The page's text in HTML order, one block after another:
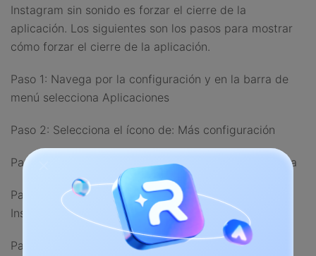
Instagram sin sonido es forzar el cierre de la
aplicación. Los siguientes son los pasos para mostrar
cómo forzar el cierre de la aplicación.
Paso 1: Navega por la configuración y en la barra de
menú selecciona Aplicaciones
Paso 2: Selecciona el ícono de: Más configuración
Paso 3: Verifique en: Mostrar aplicaciones del sistema
Paso 4: En la lista de aplicaciones, haga clic en
Instagram
Paso 5: Toca la opción de forzar cerrar